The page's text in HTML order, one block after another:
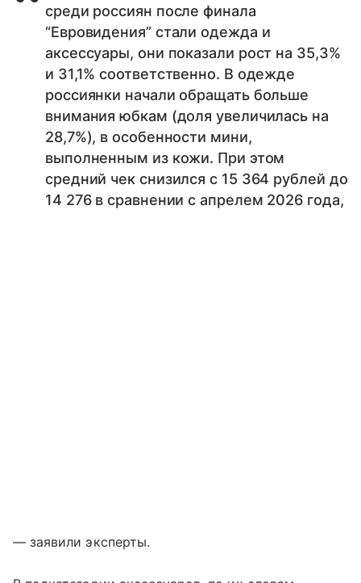
среди россиян после финала
“Евровидения” стали одежда и
аксессуары, они показали рост на 35,3%
и 31,1% соответственно. В одежде
россиянки начали обращать больше
внимания юбкам (доля увеличилась на
28,7%), в особенности мини,
выполненным из кожи. При этом
средний чек снизился с 15 364 рублей до
14 276 в сравнении с апрелем 2026 года,
— заявили эксперты.